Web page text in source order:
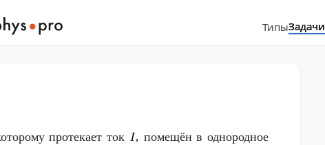
ТипыЗадачи
протекает ток
помещён в однородное